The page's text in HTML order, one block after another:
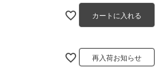
カートに入れる
再入荷お知らせ